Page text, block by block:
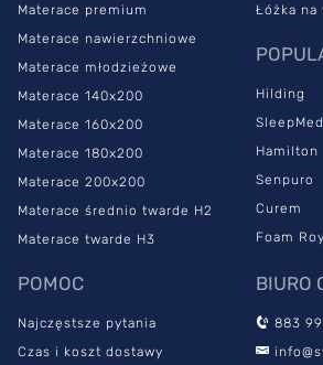
SleepMed Hybrid
materac klasy
Materac SleepMed Hybrid Premium to
osób poszukujących równowagi między
punktowym ciała a pełną swobodą ruchu.
kręgosłupa. To także dobry wybór dla
Tex potwierdza z kolei, że jest to
letnią gwarancją producenta.
Materac multipocket SleepMed Hybrid
zestawie antyalergiczny pokrowiec
Materace premium
Materace nawierzchniowe
Materace młodzieżowe
Materace 140x200
Materace 160x200
Materace 180x200
Materace 200x200
Materace średnio twarde H2
Materace twarde H3
Łóżka na
Hilding
SleepMed
Hamilton
Senpuro
Curem
Foam
POMOC
Najczęstsze pytania
Czas i koszt dostawy
BIURO
883